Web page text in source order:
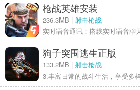
枪战英雄安装
236.3MB | 射击枪战
狗子突围逃生正版
133.2MB | 射击枪战
3.丰富日常的战斗生活，享受多样